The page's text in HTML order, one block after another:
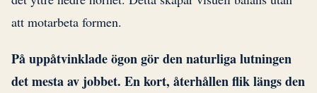
att motarbeta formen.
På uppåtvinklade ögon gör den naturliga lutningen
det mesta av jobbet. En kort, återhållen flik längs den